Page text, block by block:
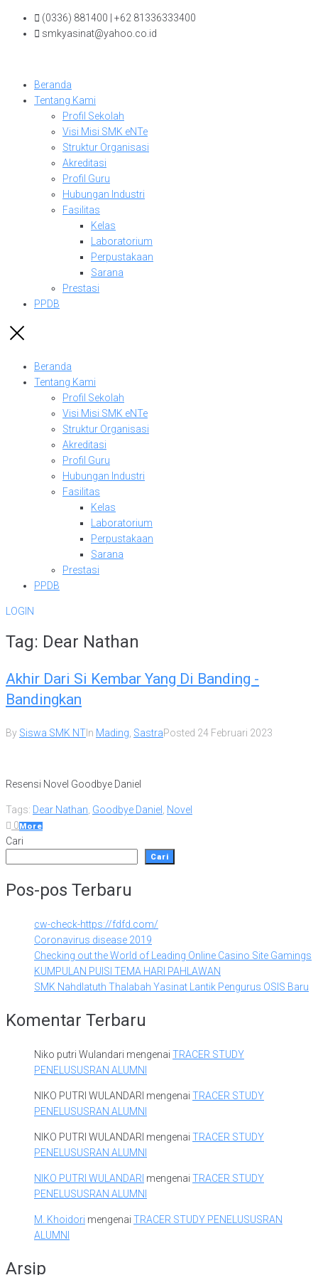
Skip
(0336) 881400 | +62 81336333400
smkyasinat@yahoo.co.id
Beranda
Tentang Kami
Profil Sekolah
Visi Misi SMK eNTe
Struktur Organisasi
Akreditasi
Profil Guru
Hubungan Industri
Fasilitas
Kelas
Laboratorium
Perpustakaan
Sarana
Prestasi
PPDB
Beranda
Tentang Kami
Profil Sekolah
Visi Misi SMK eNTe
Struktur Organisasi
Akreditasi
Profil Guru
Hubungan Industri
Fasilitas
Kelas
Laboratorium
Perpustakaan
Sarana
Prestasi
PPDB
LOGIN
Tag: Dear Nathan
Akhir Dari Si Kembar Yang Di Banding -
Bandingkan
By Siswa SMK NT In Mading SastraPosted 24 Februari 2023
Resensi Novel Goodbye Daniel
Tags: Dear Nathan Goodbye Daniel
Novel
0 More
Cari
Cari
Pos-pos Terbaru
cw-check-https://fdfd.com/
Coronavirus disease 2019
Checking out the World of Leading Online Casino Site Gamings
KUMPULAN PUISI TEMA HARI PAHLAWAN
SMK Nahdlatuth Thalabah Yasinat Lantik Pengurus OSIS Baru
Komentar Terbaru
Niko putri Wulandari mengenai TRACER STUDY
PENELUSUSRAN ALUMNI
NIKO PUTRI WULANDARI mengenai TRACER STUDY
PENELUSUSRAN ALUMNI
NIKO PUTRI WULANDARI mengenai TRACER STUDY
PENELUSUSRAN ALUMNI
NIKO PUTRI WULANDARI mengenai TRACER STUDY
PENELUSUSRAN ALUMNI
M. Khoidori mengenai TRACER STUDY PENELUSUSRAN
ALUMNI
Arsip